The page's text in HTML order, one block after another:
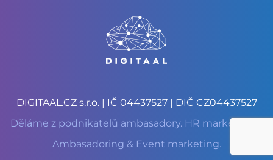
DIGITAAL.CZ s.r.o. | IČ 04437527 | DIČ CZ04437527
Děláme z podnikatelů ambasadory. HR marketing &
Ambasadoring & Event marketing.